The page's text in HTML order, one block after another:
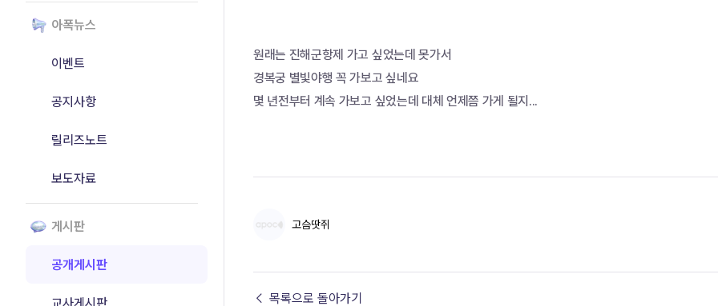
아폭뉴스
이벤트
공지사항
릴리즈노트
보도자료
게시판
공개게시판
교사게시판
원래는 진해군항제 가고 싶었는데 못가서
경복궁 별빛야행 꼭 가보고 싶네요
몇 년전부터 계속 가보고 싶었는데 대체 언제쯤 가게 될지...
고슴땃쥐
← 목록으로 돌아가기